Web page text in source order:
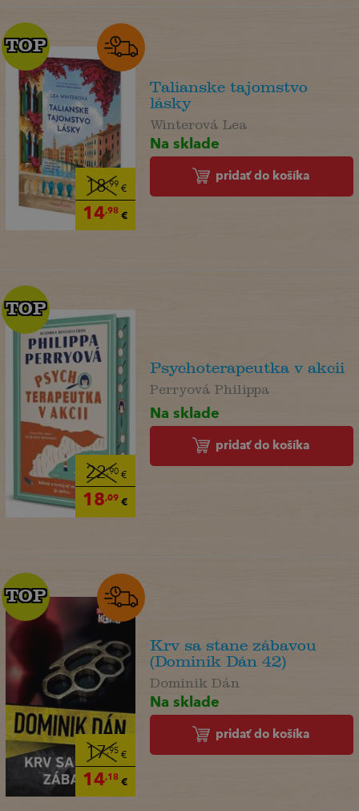
18,99 €
14,98€
TOP
TOP
Talianske tajomstvo
lásky
Winterová Lea
Na sklade
pridať do košíka
22,90€
18,09€
TOP
TOP
Psychoterapeutka v akcii
Perryová Philippa
Na sklade
pridať do košíka
17,95€
14,18€
TOP
TOP
Krv sa stane zábavou
(Dominik Dán 42)
Dominik Dán
Na sklade
pridať do košíka